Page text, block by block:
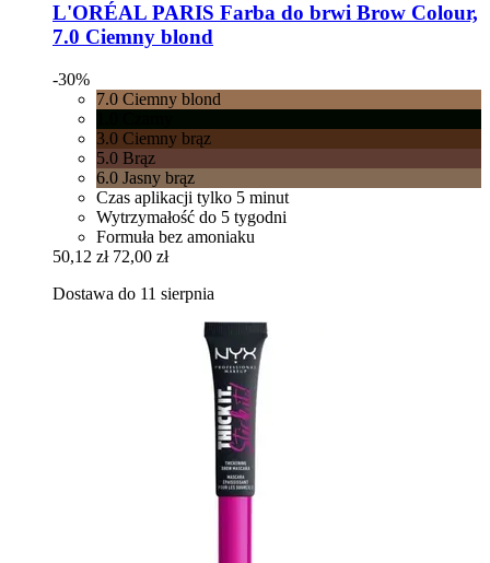
L'ORÉAL PARIS Farba do brwi Brow Colour,
7.0 Ciemny blond
-30%
7.0 Ciemny blond
3.0 Ciemny brąz
5.0 Brąz
6.0 Jasny brąz
Czas aplikacji tylko 5 minut
Wytrzymałość do 5 tygodni
Formuła bez amoniaku
50,12 zł 72,00 zł
Dostawa do 11 sierpnia